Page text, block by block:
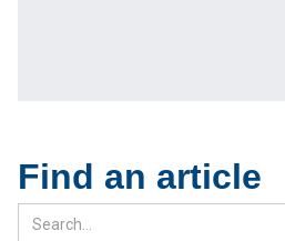
Find an article